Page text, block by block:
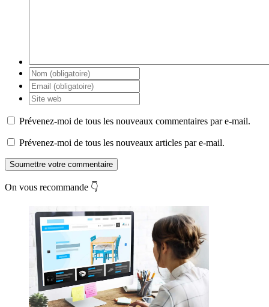
Prévenez-moi de tous les nouveaux commentaires par e-mail.
Prévenez-moi de tous les nouveaux articles par e-mail.
Soumettre votre commentaire
On vous recommande 👇